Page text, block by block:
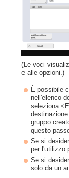
(Le voci
e alle opzioni.)
È possibile
nell'elenco
seleziona
gruppo
questo
Se si
per l'utilizzo
Se si
solo da un